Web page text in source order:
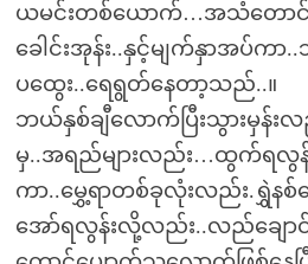
ယမင်းတစ်ယောက်…အသံတော
ခေါင်းအုန်း..နှင့်မျက်နှာအပ်ကာ
ပထွေး..ရေရွတ်နေတာ့သည်..။
ဘယ်နှစ်ချီလောက်ပြီးသွားမှန်
မှ..အရည်များလည်း…ထွက်ရလွန်း
ကာ..မွှေ့ရာတစ်ခုလုံးလည်း.ရွှဲနစ်န
အော်ရလွန်းလို့လည်း..လည်ချေ